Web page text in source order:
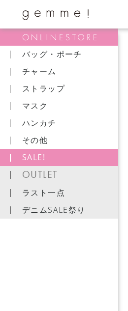
バッグ・ポーチ
チャーム
ストラップ
マスク
ハンカチ
その他
SALE!
OUTLET
ラスト一点
デニムSALE祭り